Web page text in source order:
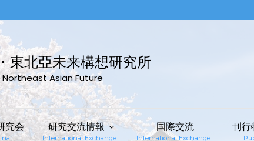
東北亞未来構想研究所
Asian Future
究会
International Exchange
研究交流情報
International Exchange
国際交流 刊行